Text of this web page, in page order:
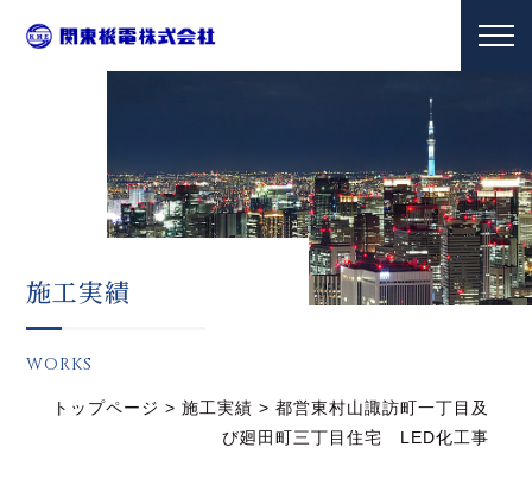
施工実績
WORKS
トップページ >施工実績 >都営東村山諏訪町一丁目及
び廻田町三丁目住宅 LED化工事